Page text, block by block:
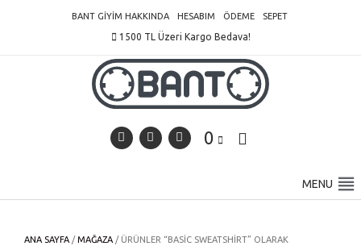
BANT GIYIM HAKKINDA HESABIM ÖDEME SEPET
1500 TL Üzeri Kargo Bedava!
0
MENU
ANA SAYFA /MAĞAZA / ÜRÜNLER “BASIC SWEATSHIRT” OLARAK